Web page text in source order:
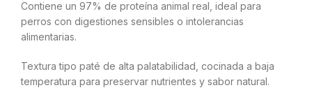
Contiene un 97% de proteína animal real, ideal para
perros con digestiones sensibles o intolerancias
alimentarias.
Textura tipo paté de alta palatabilidad, cocinada a baja
temperatura para preservar nutrientes y sabor natural.